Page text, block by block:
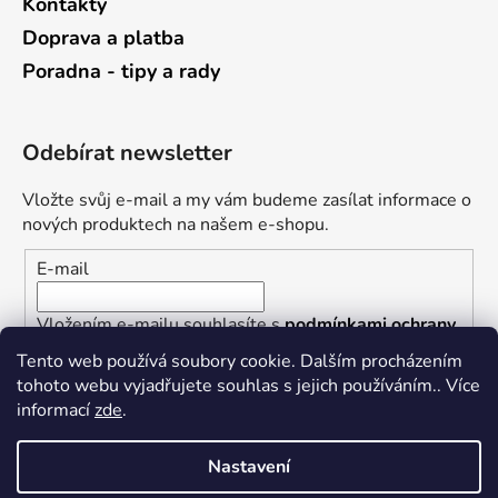
Tento web používá soubory cookie. Dalším procházením
tohoto webu vyjadřujete souhlas s jejich používáním.. Více
informacízde.
Nastavení
Doprava a platba
Poradna - tipy a rady
Odebírat newsletter
Vložte svůj e-mail a my vám budeme zasílat informace o
nových produktech na našem e-shopu.
E-mail
Vložením e-mailu souhlasíte spodmínkami ochrany
osobních údajů
PŘIHLÁSIT SE